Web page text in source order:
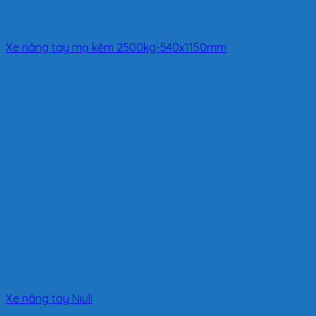
Xe nâng tay mạ kẽm 2500kg-540x1150mm
Xe nâng tay Niuli